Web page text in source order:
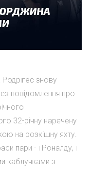
знову
повідомлення про
32-річну наречену
на розкішну яхту.
пари - і Роналду, і
каблучками з